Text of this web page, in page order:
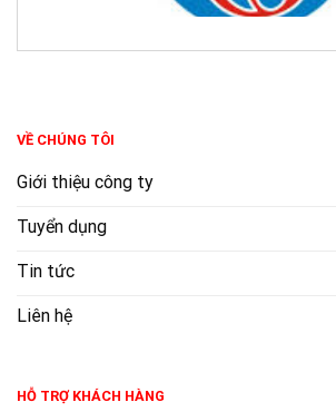
VỀ CHÚNG TÔI
Giới thiệu công ty
Tuyển dụng
Tin tức
Liên hệ
HỖ TRỢ KHÁCH HÀNG